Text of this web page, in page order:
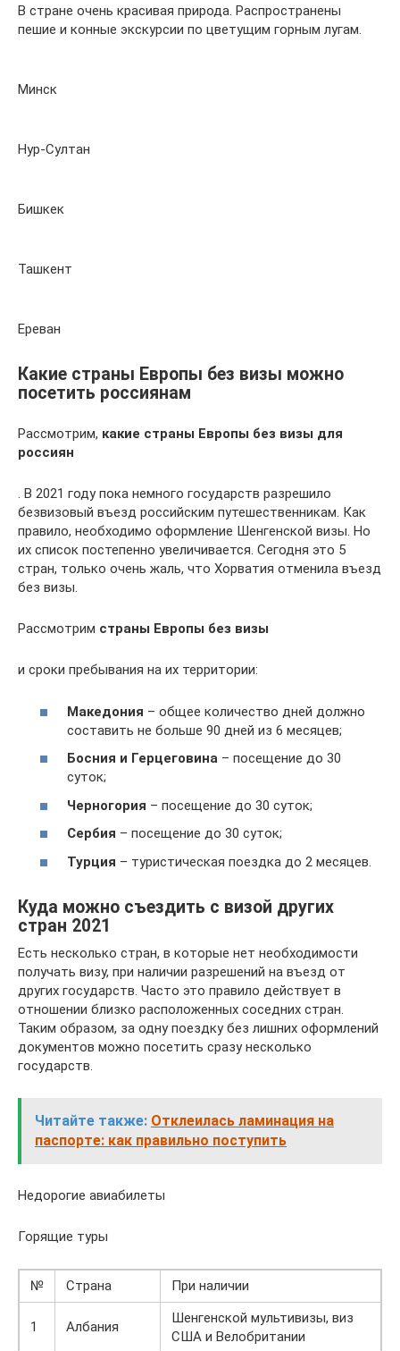
В стране очень красивая природа. Распространены
пешие и конные экскурсии по цветущим горным лугам.
Минск
Нур-Султан
Бишкек
Ташкент
Ереван
Какие страны Европы без визы можно
посетить россиянам
Рассмотрим, какие страны Европы без визы для
россиян
. В 2021 году пока немного государств разрешило
безвизовый въезд российским путешественникам. Как
правило, необходимо оформление Шенгенской визы. Но
их список постепенно увеличивается. Сегодня это 5
стран, только очень жаль, что Хорватия отменила въезд
без визы.
Рассмотрим страны Европы без визы
и сроки пребывания на их территории:
Македония – общее количество дней должно
составить не больше 90 дней из 6 месяцев;
Босния и Герцеговина – посещение до 30
суток;
Черногория – посещение до 30 суток;
Сербия – посещение до 30 суток;
Турция – туристическая поездка до 2 месяцев.
Куда можно съездить с визой других
стран 2021
Есть несколько стран, в которые нет необходимости
получать визу, при наличии разрешений на въезд от
других государств. Часто это правило действует в
отношении близко расположенных соседних стран.
Таким образом, за одну поездку без лишних оформлений
документов можно посетить сразу несколько
государств.
Читайте также: Отклеилась ламинация на
паспорте: как правильно поступить
Недорогие авиабилеты
Горящие туры
№ Страна При наличии
1 Албания
Шенгенской мультивизы, виз
США и Велобритании